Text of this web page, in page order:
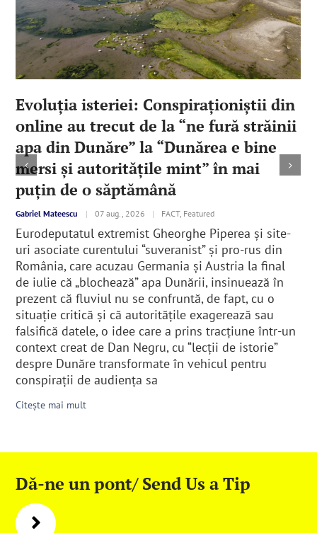
Evoluția isteriei: Conspiraționiștii din
online au trecut de la “ne fură străinii
apa din Dunăre” la “Dunărea e bine
mersi și autoritățile mint” în mai
puțin de o săptămână
Gabriel Mateescu | 07 aug., 2026 | FACT, Featured
Eurodeputatul extremist Gheorghe Piperea și site-
uri asociate curentului “suveranist” și pro-rus din
România, care acuzau Germania și Austria la final
de iulie că „blochează” apa Dunării, insinuează în
prezent că fluviul nu se confruntă, de fapt, cu o
situație critică și că autoritățile exagerează sau
falsifică datele, o idee care a prins tracțiune într-un
context creat de Dan Negru, cu “lecții de istorie”
despre Dunăre transformate în vehicul pentru
conspirații de audiența sa
Citește mai mult
Dă-ne un pont/ Send Us a Tip